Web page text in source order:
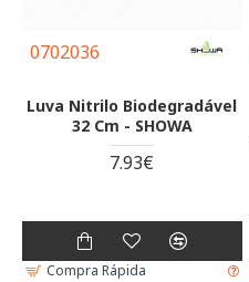
0702036
Luva Nitrilo Biodegradável
32 Cm - SHOWA
7.93€
Compra Rápida